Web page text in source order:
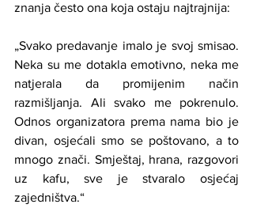
znanja često ona koja ostaju najtrajnija:
„Svako predavanje imalo je svoj smisao.
Neka su me dotakla emotivno, neka me
natjerala da promijenim način
razmišljanja. Ali svako me pokrenulo.
Odnos organizatora prema nama bio je
divan, osjećali smo se poštovano, a to
mnogo znači. Smještaj, hrana, razgovori
uz kafu, sve je stvaralo osjećaj
zajedništva.“